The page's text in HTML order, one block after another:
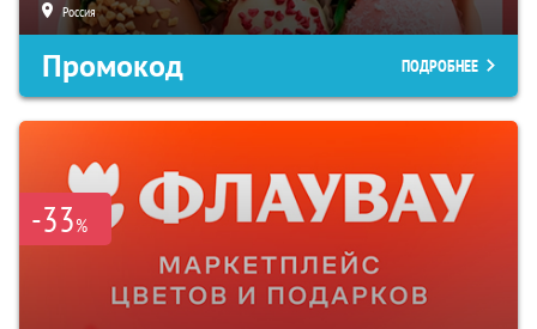
Россия
Промокод ПОДРОБНЕЕ
-33%